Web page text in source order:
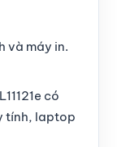
và máy in.
có
tính, laptop